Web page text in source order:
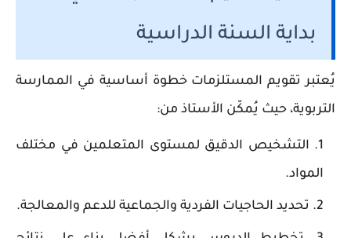
بداية السنة الدراسية
يُعتبر تقويم المستلزمات خطوة أساسية في الممارسة
التربوية، حيث يُمكّن الأستاذ من:
التشخيص الدقيق لمستوى المتعلمين في مختلف
المواد.
تحديد الحاجيات الفردية والجماعية للدعم والمعالجة.